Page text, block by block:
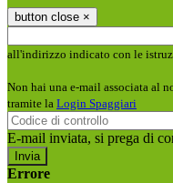
button close ×
all'indirizzo indicato con le
Non hai una e-mail associata al
tramite la Login Spaggiari
E-mail inviata, si prega di
Errore